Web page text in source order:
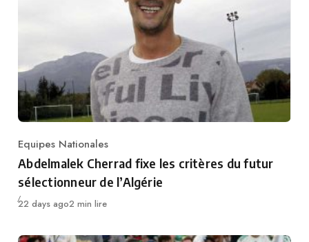
Category
Equipes Nationales
Abdelmalek Cherrad fixe les critères du futur
sélectionneur de l’Algérie
Publié
22 days ago2 min lire